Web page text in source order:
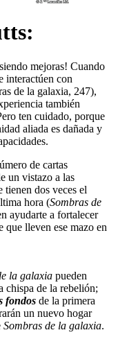
mejoras! Cuando
interactúen con
de la galaxia, 247),
también
ten cuidado, porque
aliada es dañada y
de cartas
un vistazo a las
tienen dos veces el
hora (Sombras de
ayudarte a fortalecer
que lleven ese mazo en
la galaxia pueden
chispa de la rebelión;
fondos de la primera
un nuevo hogar
Sombras de la galaxia.